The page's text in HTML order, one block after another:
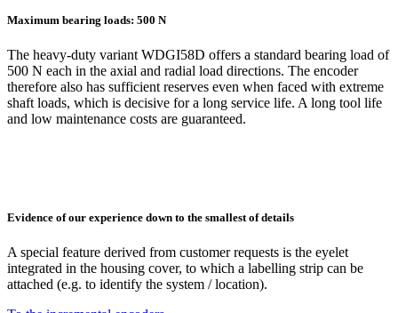
Maximum bearing loads: 500 N
The heavy-duty variant WDGI58D offers a standard bearing load of
500 N each in the axial and radial load directions. The encoder
therefore also has sufficient reserves even when faced with extreme
shaft loads, which is decisive for a long service life. A long tool life
and low maintenance costs are guaranteed.
Evidence of our experience down to the smallest of details
A special feature derived from customer requests is the eyelet
integrated in the housing cover, to which a labelling strip can be
attached (e.g. to identify the system / location).